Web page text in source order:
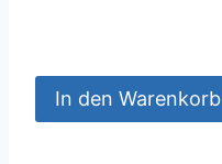
In den Warenkorb